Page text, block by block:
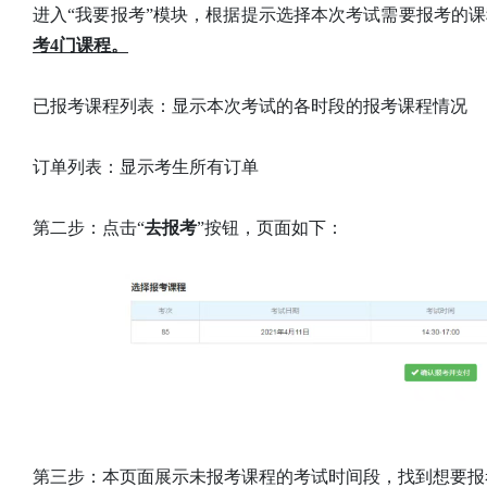
进入“我要报考”模块，根据提示选择本次考试需要报考的
考4门课程。
已报考课程列表：显示本次考试的各时段的报考课程情况
订单列表：显示考生所有订单
第二步：点击“去报考”按钮，页面如下：
第三步：本页面展示未报考课程的考试时间段，找到想要